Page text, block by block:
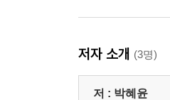
저자 소개 (3명)
저 : 박혜윤